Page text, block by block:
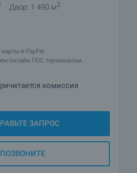
Двор: 1 490 м2
и PayPal.
онлайн ПОС терминалом
комиссия
ЗАПРОС
ПОЗВОНИТЕ